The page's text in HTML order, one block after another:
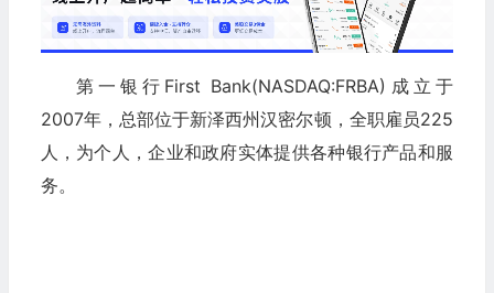
第一银行First Bank(NASDAQ:FRBA)成立于
2007年，总部位于新泽西州汉密尔顿，全职雇员225
人，为个人，企业和政府实体提供各种银行产品和服
务。